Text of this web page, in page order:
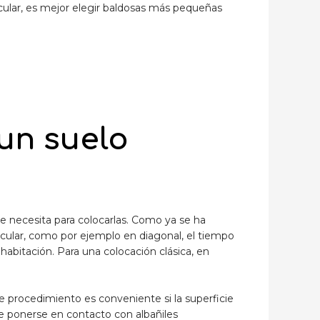
es mejor elegir baldosas más pequeñas
suelo
para colocarlas. Como ya se ha
como por ejemplo en diagonal, el tiempo
Para una colocación clásica, en
procedimiento es conveniente si la superficie
ponerse en contacto con albañiles